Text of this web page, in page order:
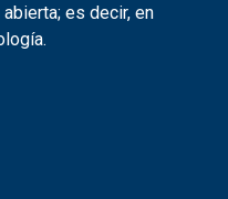
es decir, en